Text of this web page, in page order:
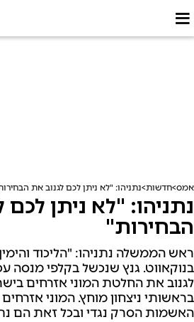
אמס חדשות נתניהו: "לא ניתן לכם לגנוב את
נתניהו: "לא ניתן לכם
הבחירות"
ראש הממשלה נתניהו: "הליכוד
בנוקאווט. גנץ שנכשל בקלפי מנסה
לגנוב את החלטת המוני אזרחים
בראשותי ניצחון מוחץ. המוני
האשמות הסרק נגדי ובכל זאת הם